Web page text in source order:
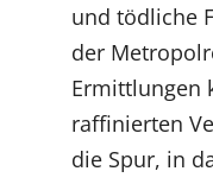
und tödliche
der
Ermittlungen
raffinierten
die Spur, in